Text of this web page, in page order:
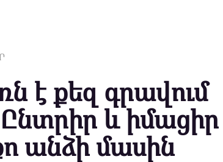
է քեզ գրավում
և իմացիր
անձի մասին